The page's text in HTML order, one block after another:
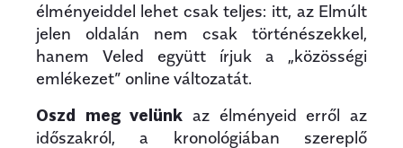
élményeiddel lehet csak teljes: itt, az Elmúlt
jelen oldalán nem csak történészekkel,
hanem Veled együtt írjuk a „közösségi
emlékezet” online változatát.
Oszd meg velünk az élményeid erről az
időszakról, a kronológiában szereplő